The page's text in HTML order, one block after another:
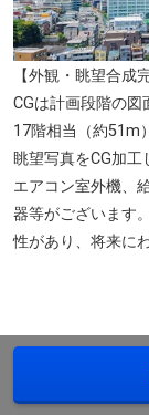
【外観・眺望合成
CGは計画段階の
17階相当（約51m
眺望写真をCG加工
エアコン室外機、
器等がございます
性があり、将来に